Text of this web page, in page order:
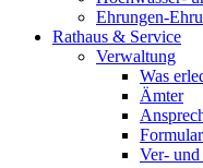
Ehrungen-
Rathaus & Service
Verwaltung
Was
Ämter
Ver-